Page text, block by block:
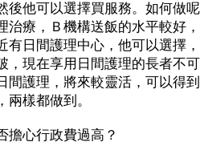
後他可以選擇買服務。如何做
治療，Ｂ機構送飯的水平較好
有日間護理中心，他可以選擇
，現在享用日間護理的長者不
間護理，將來較靈活，可以得
兩樣都做到。
擔心行政費過高？